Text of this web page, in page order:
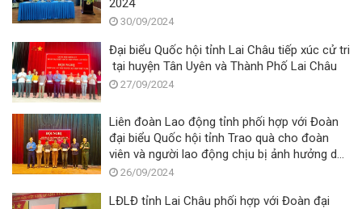
2024
30/09/2024
Đại biểu Quốc hội tỉnh Lai Châu tiếp xúc cử tri
tại huyện Tân Uyên và Thành Phố Lai Châu
27/09/2024
Liên đoàn Lao động tỉnh phối hợp với Đoàn
đại biểu Quốc hội tỉnh Trao quà cho đoàn
viên và người lao động chịu bị ảnh hưởng do
cơn bão số 3
26/09/2024
LĐLĐ tỉnh Lai Châu phối hợp với Đoàn đại